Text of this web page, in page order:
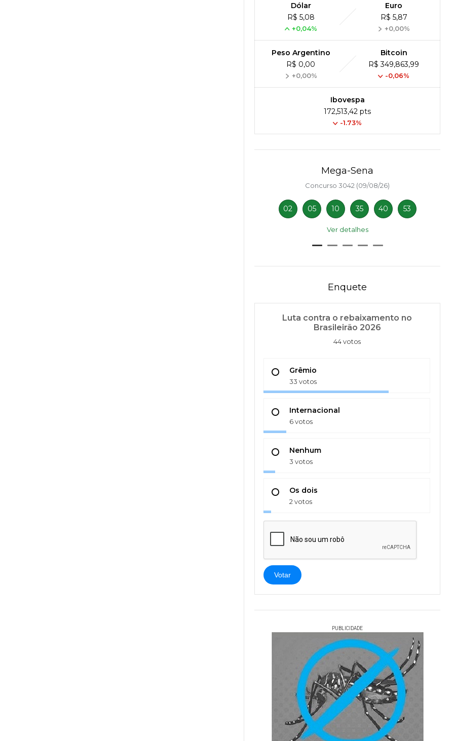
Dólar
R$ 5,08
+0,04%
Euro
R$ 5,87
+0,00%
Peso Argentino
R$ 0,00
+0,00%
Bitcoin
R$ 349,863,99
-0,06%
Ibovespa
172,513,42 pts
-1.73%
Mega-Sena
Concurso 3042 (09/08/26)
02 05 10 35 40 53
Ver detalhes
Enquete
Luta contra o rebaixamento no
Brasileirão 2026
44 votos
Grêmio
33 votos
Internacional
6 votos
Nenhum
3 votos
Os dois
2 votos
Votar
PUBLICIDADE